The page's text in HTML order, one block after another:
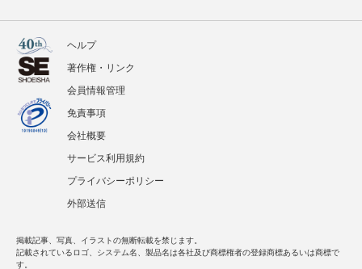
ヘルプ
著作権・リンク
会員情報管理
免責事項
会社概要
サービス利用規約
プライバシーポリシー
外部送信
掲載記事、写真、イラストの無断転載を禁じます。
記載されているロゴ、システム名、製品名は各社及び商標権者の登録商標あるいは商標で
す。